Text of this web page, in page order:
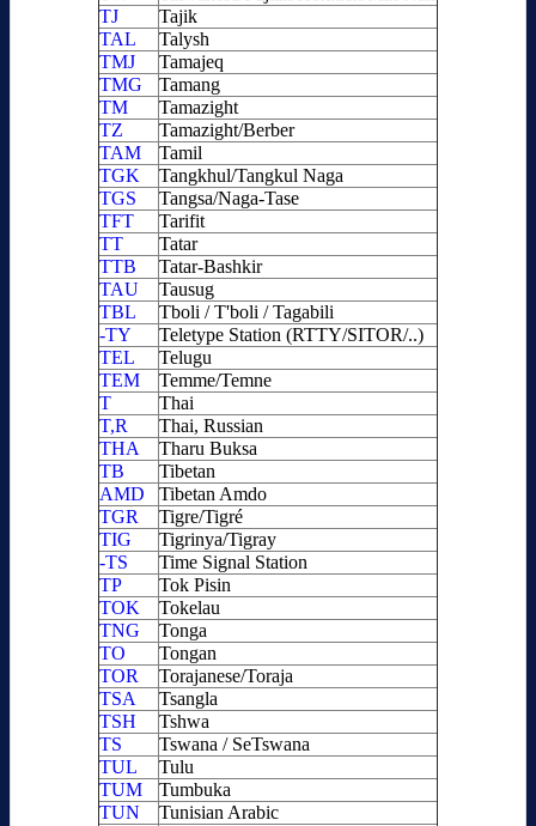
TJ
Tajik
TAL
Talysh
TMJ
Tamajeq
TMG
Tamang
TM
Tamazight
TZ
Tamazight/Berber
TAM
Tamil
TGK
Tangkhul/Tangkul Naga
TGS
Tangsa/Naga-Tase
TFT
Tarifit
TT
Tatar
TTB
Tatar-Bashkir
TAU
Tausug
TBL
Tboli / T'boli / Tagabili
-TY
Teletype Station (RTTY/SITOR/..)
TEL
Telugu
TEM
Temme/Temne
T
Thai
T,R
Thai, Russian
THA
Tharu Buksa
TB
Tibetan
AMD
Tibetan Amdo
TGR
Tigre/Tigré
TIG
Tigrinya/Tigray
-TS
Time Signal Station
TP
Tok Pisin
TOK
Tokelau
TNG
Tonga
TO
Tongan
TOR
Torajanese/Toraja
TSA
Tsangla
TSH
Tshwa
TS
Tswana / SeTswana
TUL
Tulu
TUM
Tumbuka
TUN
Tunisian Arabic